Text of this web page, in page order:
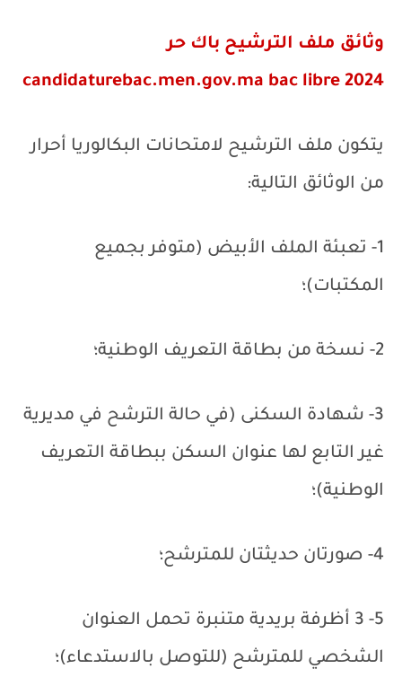
وثائق ملف الترشيح باك حر
candidaturebac.men.gov.ma bac libre 2024
يتكون ملف الترشيح لامتحانات البكالوريا أحرار
من الوثائق التالية:
1- تعبئة الملف الأبيض (متوفر بجميع
المكتبات)؛
2- نسخة من بطاقة التعريف الوطنية؛
3- شهادة السكنى (في حالة الترشح في مديرية
غير التابع لها عنوان السكن ببطاقة التعريف
الوطنية)؛
4- صورتان حديثتان للمترشح؛
5- 3 أظرفة بريدية متنبرة تحمل العنوان
الشخصي للمترشح (للتوصل بالاستدعاء)؛